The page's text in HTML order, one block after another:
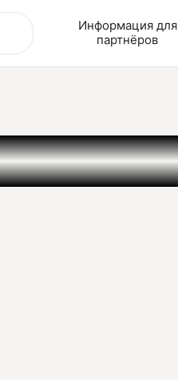
Информация для
партнёров